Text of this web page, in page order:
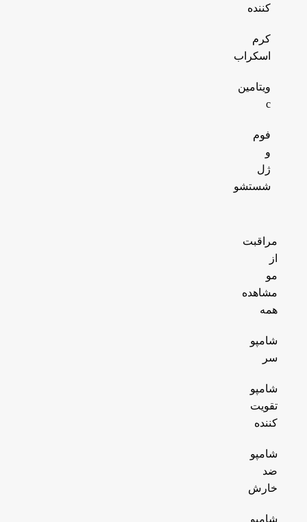
کننده
کرم
اسکراب
ویتامین
c
فوم
و
ژل
شستشو
مراقبت
از
مو
مشاهده
همه
شامپو
سر
شامپو
تقویت
کننده
شامپو
ضد
خارش
شامپو